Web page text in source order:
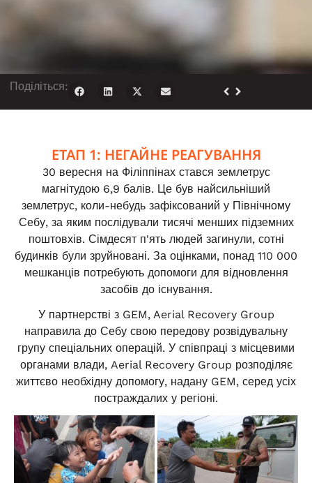
Поділіться:
ЕТАП 1: НЕГАЙНЕ РЕАГУВАННЯ
30 вересня на Філіппінах стався землетрус
магнітудою 6,9 балів. Це був найсильніший
землетрус, коли-небудь зафіксований у Північному
Себу, за яким послідували тисячі менших підземних
поштовхів. Сімдесят п'ять людей загинули, сотні
будинків були зруйновані. За оцінками, понад 110 000
мешканців потребують допомоги для відновлення
засобів до існування.
У партнерстві з GEM, Aerial Recovery Group
направила до Себу свою передову розвідувальну
групу спеціальних операцій. У співпраці з місцевими
органами влади, Aerial Recovery Group розподіляє
життєво необхідну допомогу, надану GEM, серед усіх
постраждалих у регіоні.